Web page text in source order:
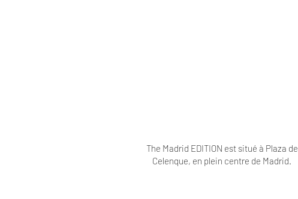
The Madrid EDITION est situé à Plaza de
Celenque, en plein centre de Madrid.